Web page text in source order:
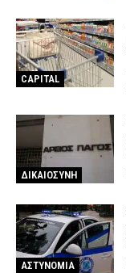
CAPITAL
ΔΙΚΑΙΟΣΥΝΗ
ΑΣΤΥΝΟΜΙΑ